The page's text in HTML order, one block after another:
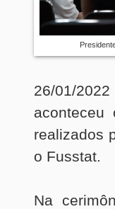
26/01/
realizados
o Fusstat.
Na